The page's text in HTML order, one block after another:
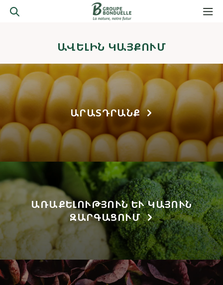
ԱՎԵԼԻՆ ԿԱՅՔՈՒՄ
ԱՐԱՏԴՐԱՆՔ
ԱՌԱՔԵԼՈՒԹՅՈՒՆ ԵՒ ԿԱՅՈՒՆ Զ
ԱՐԳԱՑՈՒՄ